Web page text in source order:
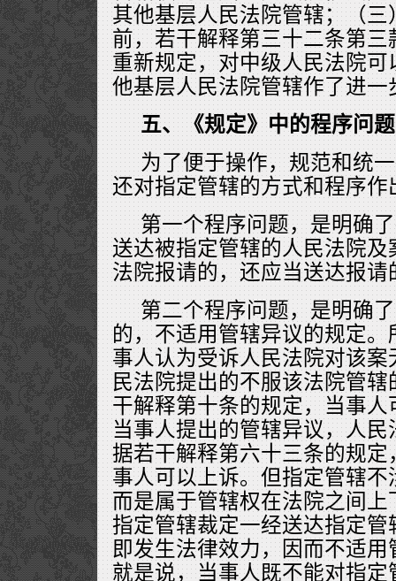
其他基层人民法院管辖；（
前，若干解释第三十二条第
重新规定，对中级人民法院
他基层人民法院管辖作了进一
五、《规定》中的程序问题
为了便于操作，规范和统
还对指定管辖的方式和程序作
第一个程序问题，是明确
送达被指定管辖的人民法院
法院报请的，还应当送达报请
第二个程序问题，是明确
的，不适用管辖异议的规定
事人认为受诉人民法院对该
民法院提出的不服该法院管
干解释第十条的规定，当事
当事人提出的管辖异议，人
据若干解释第六十三条的规
事人可以上诉。但指定管辖
而是属于管辖权在法院之间
指定管辖裁定一经送达指定
即发生法律效力，因而不适
就是说，当事人既不能对指